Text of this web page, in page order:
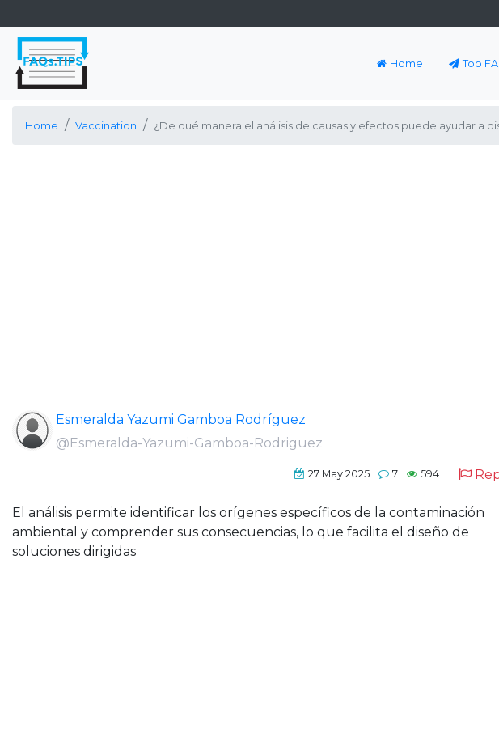
Home Top
Home Vaccination ¿De qué manera el análisis de causas y efectos puede ayudar a
Esmeralda Yazumi Gamboa Rodríguez
@Esmeralda-Yazumi-Gamboa-Rodriguez
27 May 2025 7 594
El análisis permite identificar los orígenes específicos de la contaminación
ambiental y comprender sus consecuencias, lo que facilita el diseño de
soluciones dirigidas